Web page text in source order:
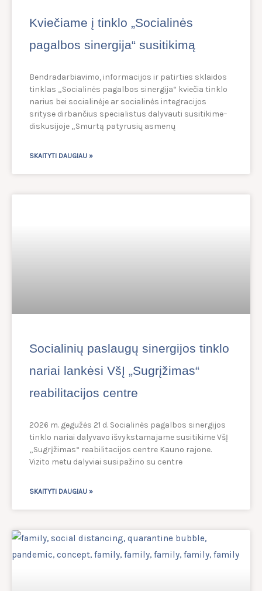
Kviečiame į tinklo „Socialinės
pagalbos sinergija“ susitikimą
Bendradarbiavimo, informacijos ir patirties sklaidos
tinklas „Socialinės pagalbos sinergija“ kviečia tinklo
narius bei socialinėje ar socialinės integracijos
srityse dirbančius specialistus dalyvauti susitikime–
diskusijoje „Smurtą patyrusių asmenų
SKAITYTI DAUGIAU »
Socialinių paslaugų sinergijos tinklo
nariai lankėsi VšĮ „Sugrįžimas“
reabilitacijos centre
2026 m. gegužės 21 d. Socialinės pagalbos sinergijos
tinklo nariai dalyvavo išvykstamajame susitikime VšĮ
„Sugrįžimas“ reabilitacijos centre Kauno rajone.
Vizito metu dalyviai susipažino su centre
SKAITYTI DAUGIAU »